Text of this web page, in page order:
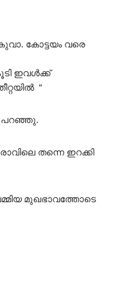
കോട്ടയം വരെ
ഇവൾക്ക്
“
പറഞ്ഞു.
തന്നെ ഇറക്കി
മുഖഭാവത്തോടെ